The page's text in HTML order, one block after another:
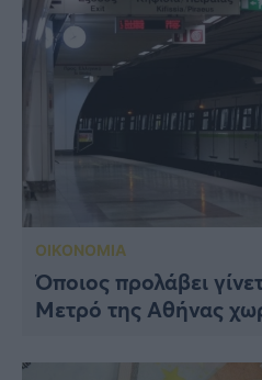
ΟΙΚΟΝΟΜΙΑ
Όποιος προλάβει
Μετρό της Αθήνας